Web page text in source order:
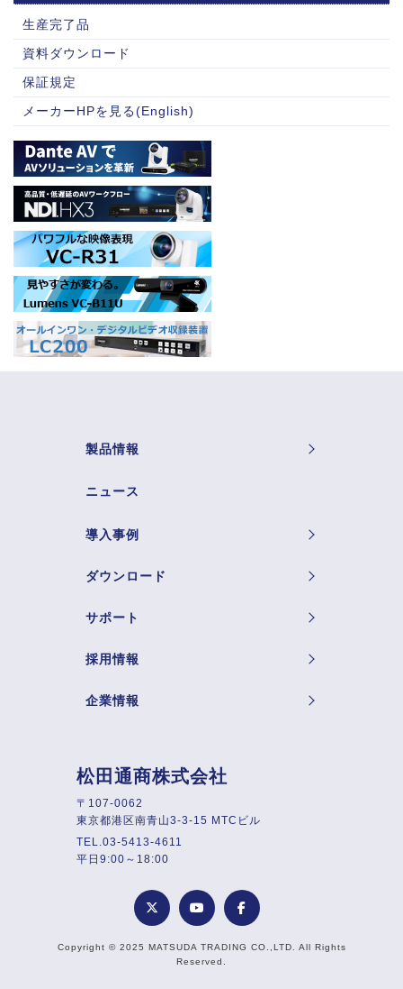
生産完了品
資料ダウンロード
保証規定
メーカーHPを見る(English)
製品情報
ニュース
導入事例
ダウンロード
サポート
採用情報
企業情報
松田通商株式会社
〒107-0062
東京都港区南青山3-3-15 MTCビル
TEL.03-5413-4611
平日9:00～18:00
Copyright © 2025 MATSUDA TRADING CO.,LTD. All Rights
Reserved.